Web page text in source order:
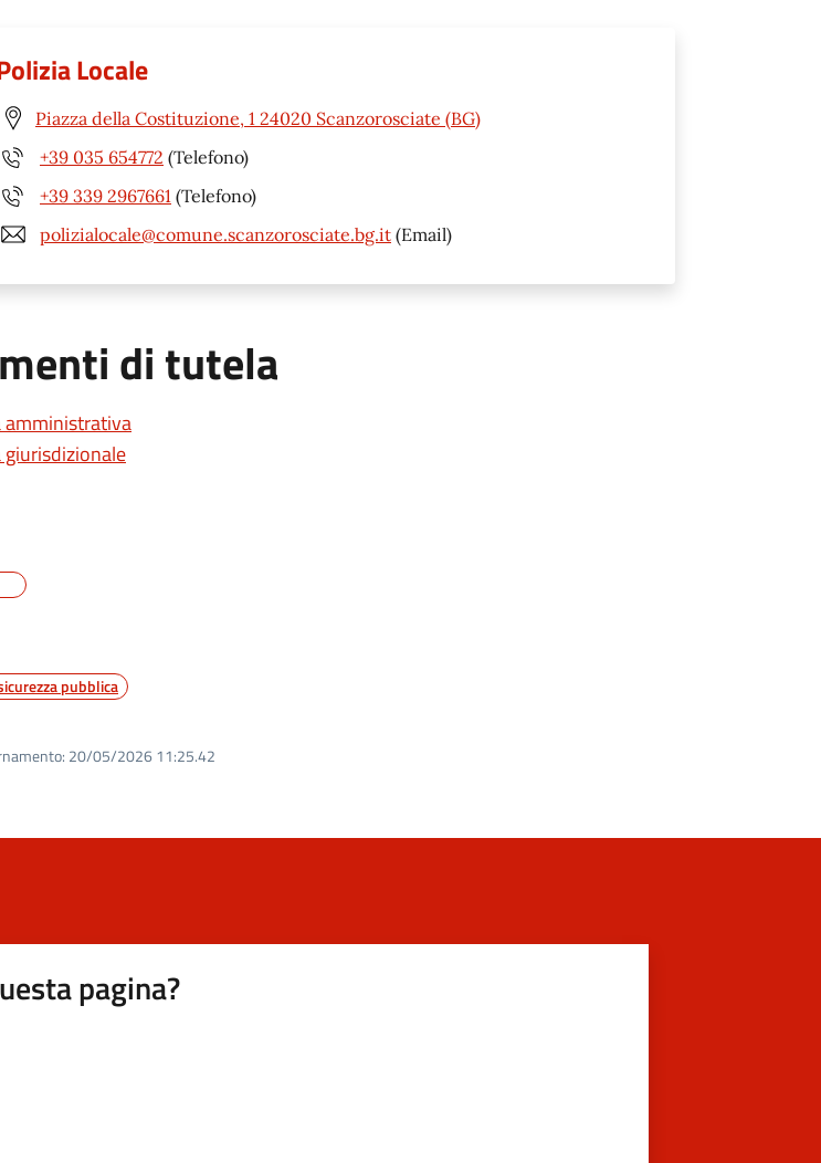
Locale
Piazza della Costituzione, 1 24020 Scanzorosciate (BG)
+39 035 654772 (Telefono)
+39 339 2967661 (Telefono)
polizialocale@comune.scanzorosciate.bg.it (Email)
di tutela
amministrativa
giurisdizionale
pubblica
20/05/2026 11:25.42
pagina?